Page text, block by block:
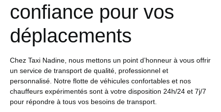
confiance pour vos
déplacements
Chez Taxi Nadine, nous mettons un point d’honneur à vous offrir
un service de transport de qualité, professionnel et
personnalisé. Notre flotte de véhicules confortables et nos
chauffeurs expérimentés sont à votre disposition 24h/24 et 7j/7
pour répondre à tous vos besoins de transport.